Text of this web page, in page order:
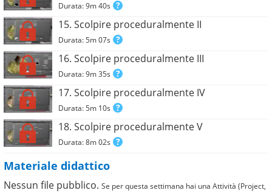
Durata: 9m 40s
15. Scolpire proceduralmente II
Durata: 5m 07s
16. Scolpire proceduralmente III
Durata: 9m 35s
17. Scolpire proceduralmente IV
Durata: 5m 10s
18. Scolpire proceduralmente V
Durata: 8m 02s
Materiale didattico
Nessun file pubblico.Se per questa settimana hai una Attività (Project,